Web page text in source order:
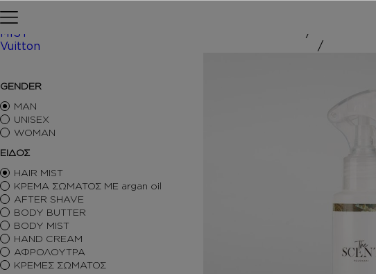
ΑΦΡΟΛΟΥΤΡΑ
ΚΡΕΜΕΣ ΣΩΜΑΤΟΣ
BODY BUTTER
BODY MIST
HAIR MIST
BODY SORBET – AFTER SUN
HAIR OILS
SHIMMERING BODY OIL
SKINCARE
ΑΝΤΙΣΗΠΤΙΚΑ
ΑΡΩΜΑΤΙΚΑ ΚΕΡΙΑ – DIFFUSERS
SETS
ΠΕΡΙΠΟΙΗΣΗ
MIST
Vuitton / Inspired
GENDER
MAN
UNISEX
WOMAN
ΕΙΔΟΣ
HAIR MIST
ΚΡΕΜΑ ΣΩΜΑΤΟΣ ΜΕ argan oil
AFTER SHAVE
BODY BUTTER
BODY MIST
HAND CREAM
ΑΦΡΟΛΟΥΤΡΑ
ΚΡΕΜΕΣ ΣΩΜΑΤΟΣ